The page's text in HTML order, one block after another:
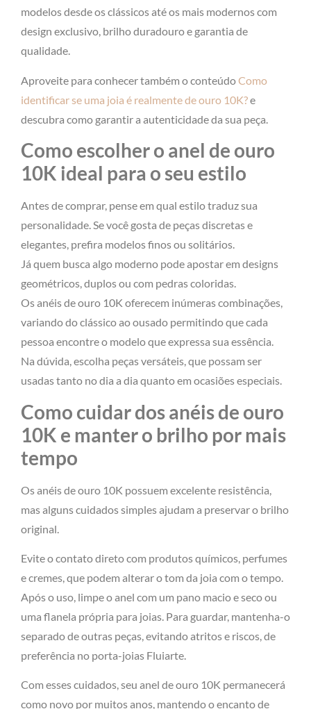
modelos desde os clássicos até os mais modernos com
design exclusivo, brilho duradouro e garantia de
qualidade.
Aproveite para conhecer também o conteúdoComo
identificar se uma joia é realmente de ouro 10K?e
descubra como garantir a autenticidade da sua peça.
Como escolher o anel de ouro
10K ideal para o seu estilo
Antes de comprar, pense em qual estilo traduz sua
personalidade. Se você gosta de peças discretas e
elegantes, prefira modelos finos ou solitários.
Já quem busca algo moderno pode apostar em designs
geométricos, duplos ou com pedras coloridas.
Os anéis de ouro 10K oferecem inúmeras combinações,
variando do clássico ao ousado permitindo que cada
pessoa encontre o modelo que expressa sua essência.
Na dúvida, escolha peças versáteis, que possam ser
usadas tanto no dia a dia quanto em ocasiões especiais.
Como cuidar dos anéis de ouro
10K e manter o brilho por mais
tempo
Os anéis de ouro 10K possuem excelente resistência,
mas alguns cuidados simples ajudam a preservar o brilho
original.
Evite o contato direto com produtos químicos, perfumes
e cremes, que podem alterar o tom da joia com o tempo.
Após o uso, limpe o anel com um pano macio e seco ou
uma flanela própria para joias. Para guardar, mantenha-o
separado de outras peças, evitando atritos e riscos, de
preferência no porta-joias Fluiarte.
Com esses cuidados, seu anel de ouro 10K permanecerá
como novo por muitos anos, mantendo o encanto de